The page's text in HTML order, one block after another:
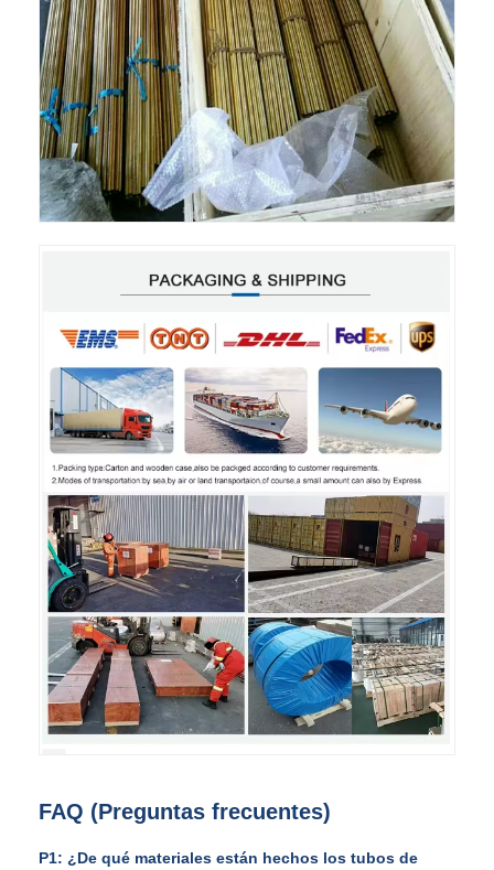
FAQ (Preguntas frecuentes)
P1: ¿De qué materiales están hechos los tubos de